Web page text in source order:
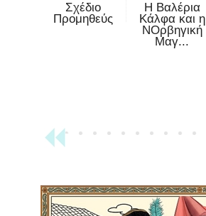
Σχέδιο
Προμηθεύς
Η Βαλέρια
Κάλφα και η
ΝΟρβηγική
Μαγ...